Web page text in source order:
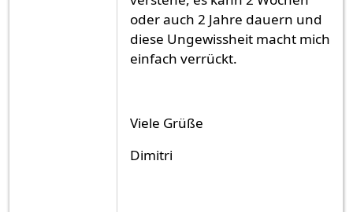
oder auch 2 Jahre dauern und
diese Ungewissheit macht mich
einfach verrückt.
Viele Grüße
Dimitri